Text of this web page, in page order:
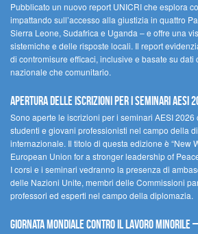
Pubblicato un nuovo report UNICRI che esplora
impattando sull’accesso alla giustizia in quattro
Sierra Leone, Sudafrica e Uganda – e offre una
sistemiche e delle risposte locali. Il report
di contromisure efficaci, inclusive e basate su dati
nazionale che comunitario.
Apertura delle iscrizioni per i seminari AESI
Sono aperte le iscrizioni per i seminari AESI 2026
studenti e giovani professionisti nel campo della
internazionale. Il titolo di questa edizione è “New
European Union for a stronger leadership of
I corsi e i seminari vedranno la presenza di
delle Nazioni Unite, membri delle Commissioni
professori ed esperti nel campo della diplomazia.
Giornata mondiale contro il lavoro minorile